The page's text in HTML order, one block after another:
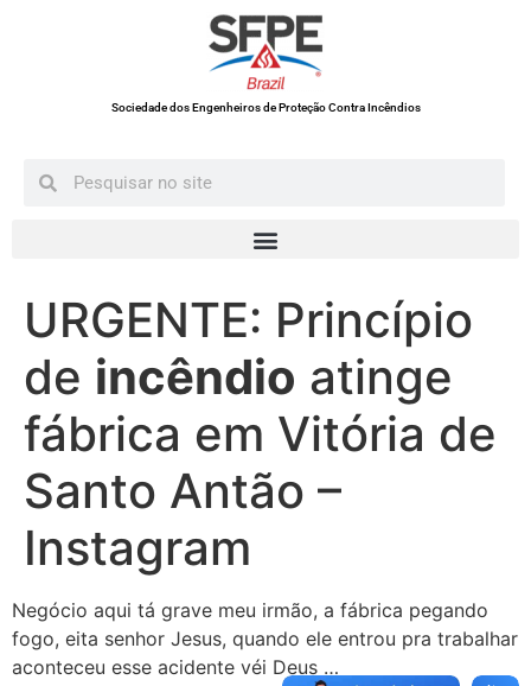
Sociedade dos Engenheiros de Proteção Contra Incêndios
URGENTE: Princípio
de incêndio atinge
fábrica em Vitória de
Santo Antão –
Instagram
Negócio aqui tá grave meu irmão, a fábrica pegando
fogo, eita senhor Jesus, quando ele entrou pra trabalhar
aconteceu esse acidente véi Deus …